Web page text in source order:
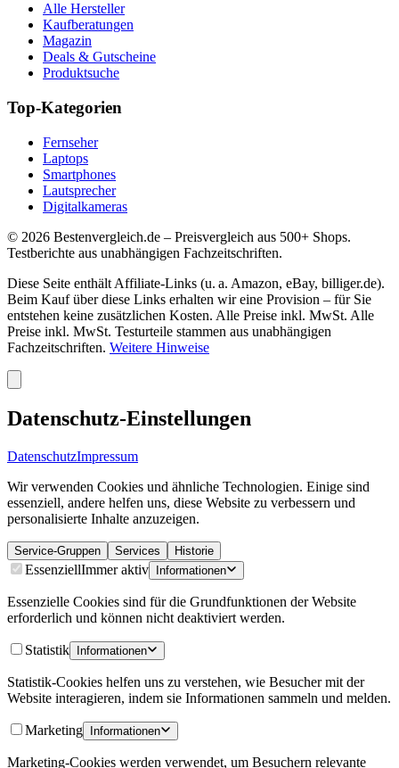
Alle Hersteller
Kaufberatungen
Magazin
Deals & Gutscheine
Produktsuche
Top-Kategorien
Fernseher
Laptops
Smartphones
Lautsprecher
Digitalkameras
© 2026 Bestenvergleich.de – Preisvergleich aus 500+ Shops.
Testberichte aus unabhängigen Fachzeitschriften.
Diese Seite enthält Affiliate-Links (u. a. Amazon, eBay, billiger.de).
Beim Kauf über diese Links erhalten wir eine Provision – für Sie
entstehen keine zusätzlichen Kosten. Alle Preise inkl. MwSt. Alle
Preise inkl. MwSt. Testurteile stammen aus unabhängigen
Fachzeitschriften. Weitere Hinweise
Datenschutz-Einstellungen
DatenschutzImpressum
Wir verwenden Cookies und ähnliche Technologien. Einige sind
essenziell, andere helfen uns, diese Website zu verbessern und
personalisierte Inhalte anzuzeigen.
Service-Gruppen Services Historie
EssenziellImmer aktiv Informationen
Essenzielle Cookies sind für die Grundfunktionen der Website
erforderlich und können nicht deaktiviert werden.
Statistik Informationen
Statistik-Cookies helfen uns zu verstehen, wie Besucher mit der
Website interagieren, indem sie Informationen sammeln und melden.
Marketing Informationen
Marketing-Cookies werden verwendet, um Besuchern relevante